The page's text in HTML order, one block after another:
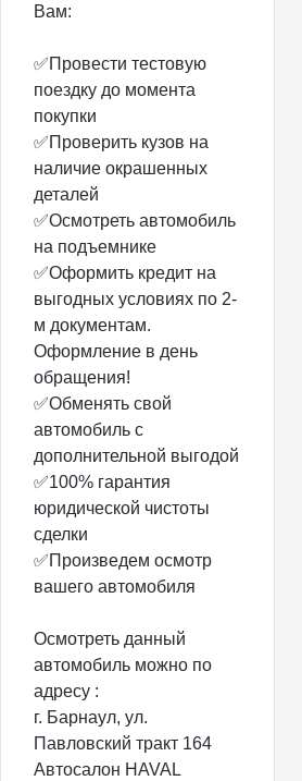
Вам:
✅Провести тестовую
поездку до момента
покупки
✅Проверить кузов на
наличие окрашенных
деталей
✅Осмотреть автомобиль
на подъемнике
✅Оформить кредит на
выгодных условиях по 2-
м документам.
Оформление в день
обращения!
✅Обменять свой
автомобиль с
дополнительной выгодой
✅100% гарантия
юридической чистоты
сделки
✅Произведем осмотр
вашего автомобиля
Осмотреть данный
автомобиль можно по
адресу :
г. Барнаул, ул.
Павловский тракт 164
Автосалон HAVAL